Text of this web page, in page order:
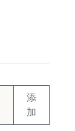
添
加